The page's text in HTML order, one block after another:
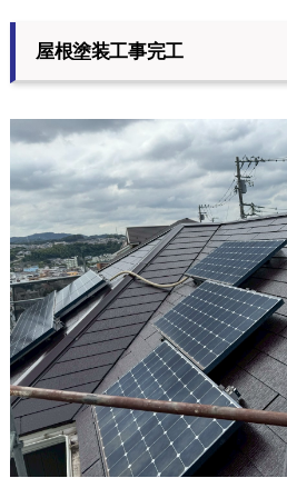
屋根塗装工事完工